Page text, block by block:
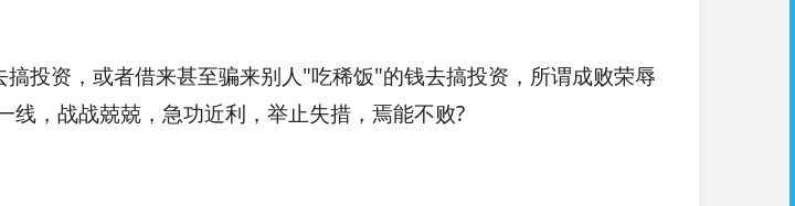
搞投资，或者借来甚至骗来别人"吃稀饭"的钱去搞投资，所谓成败荣辱
线，战战兢兢，急功近利，举止失措，焉能不败?